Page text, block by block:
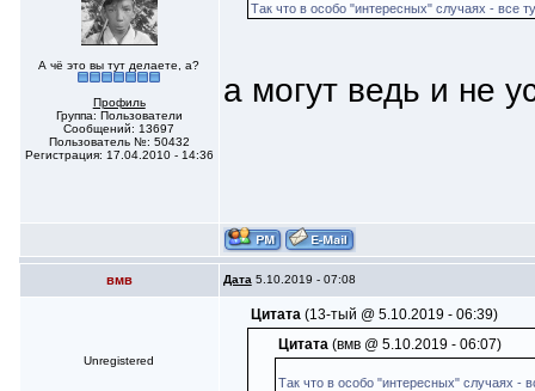
А чё это вы тут делаете, а?
Профиль
Группа: Пользователи
Сообщений: 13697
Пользователь №: 50432
Регистрация: 17.04.2010 - 14:36
Так что в особо "интересных" случаях - все
а могут ведь и не
вмв Дата 5.10.2019 - 07:08
Unregistered
Цитата (13-тый @ 5.10.2019 - 06:39)
Цитата(вмв @ 5.10.2019 - 06:07)
Так что в особо "интересных" случаях -